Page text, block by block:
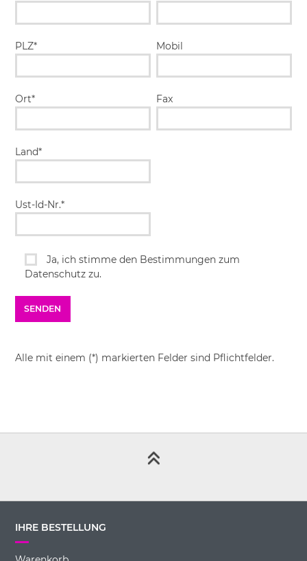
PLZ*
Ort*
Land*
Ust-Id-Nr.*
Mobil
Fax
Ja, ich stimme den Bestimmungen zum
Datenschutz zu.
Alle mit einem (*) markierten Felder sind Pflichtfelder.
IHRE BESTELLUNG